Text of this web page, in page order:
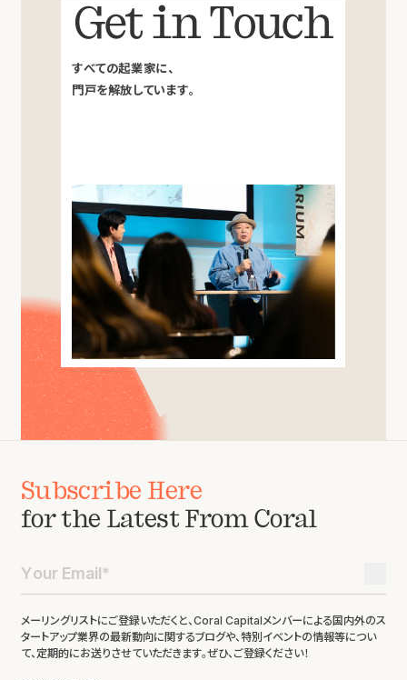
Get in Touch
すべての起業家に、
門戸を解放しています。
Subscribe Here
for the Latest From Coral
メーリングリストにご登録いただくと、Coral Capitalメンバーによる国内外のス
タートアップ業界の最新動向に関するブログや、特別イベントの情報等につい
て、定期的にお送りさせていただきます。ぜひ、ご登録ください！